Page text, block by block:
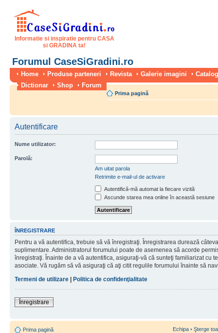
Informatie si inspiratie pentru CASA
si GRADINA ta!
Forumul CaseSiGradini.ro
Home Produse parteneri Revista Galerie imagini
Dictionar
Shop Forum
Prima pagină
Autentificare
Nume utilizator:
Parolă:
Am uitat parola
Retrimite e-mail-ul de activare
Autentifică-mă automat la fiecare vizită
Ascunde starea mea online în această sesiune
ÎNREGISTRARE
Pentru a vă autentifica, trebuie să vă înregistraţi. Înregistrarea durează
suplimentare. Administratorul forumului poate de asemenea să acorde
înregistraţi. Înainte de a vă autentifica, asiguraţi-vă că sunteţi familiarizat cu
asociate. Vă rugăm să vă asiguraţi că aţi citit regulile forumului înainte să
Termeni de utilizare | Politica de confidenţialitate
Înregistrare
Prima pagină Echipa • Şterge